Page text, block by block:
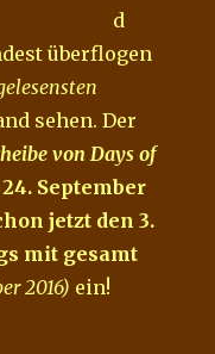
d
überflogen
sehen. Der
von Days of
September
jetzt den 3.
mit gesamt
2016) ein!